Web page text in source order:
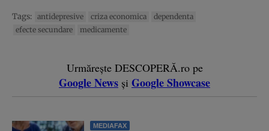
Tags: antidepresive criza economica
dependenta
efecte secundare
medicamente
Urmărește DESCOPERĂ.ro pe
Google News și Google Showcase
MEDIAFAX